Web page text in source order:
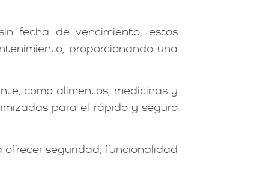
fecha de vencimiento, estos
proporcionando una
como alimentos, medicinas y
para el rápido y seguro
ofrecer seguridad, funcionalidad